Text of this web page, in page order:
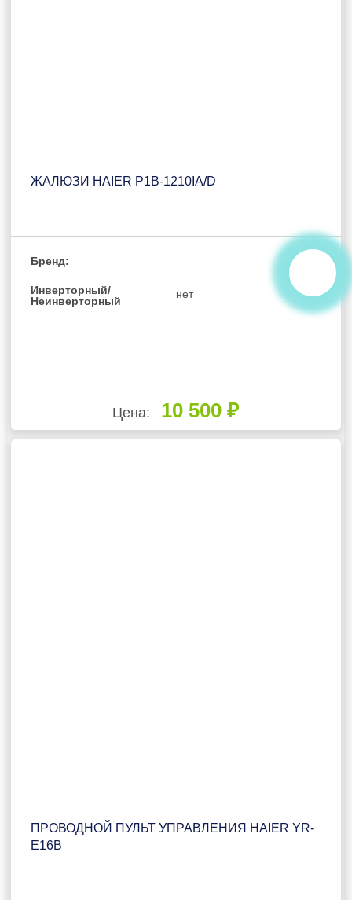
ЖАЛЮЗИ HAIER P1B-1210IA/D
Бренд:
Инверторный/
Неинверторный
нет
Цена: 10 500 ₽
ПРОВОДНОЙ ПУЛЬТ УПРАВЛЕНИЯ HAIER YR-
E16B